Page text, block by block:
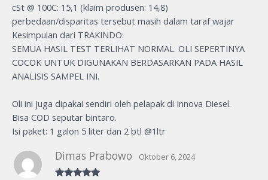
cSt @ 100C: 15,1 (klaim produsen: 14,8)
perbedaan/disparitas tersebut masih dalam taraf wajar
Kesimpulan dari TRAKINDO:
SEMUA HASIL TEST TERLIHAT NORMAL. OLI SEPERTINYA
COCOK UNTUK DIGUNAKAN BERDASARKAN PADA HASIL
ANALISIS SAMPEL INI.
Oli ini juga dipakai sendiri oleh pelapak di Innova Diesel.
Bisa COD seputar bintaro.
Isi paket: 1 galon 5 liter dan 2 btl @1ltr
Dimas Prabowo Oktober 6, 2024